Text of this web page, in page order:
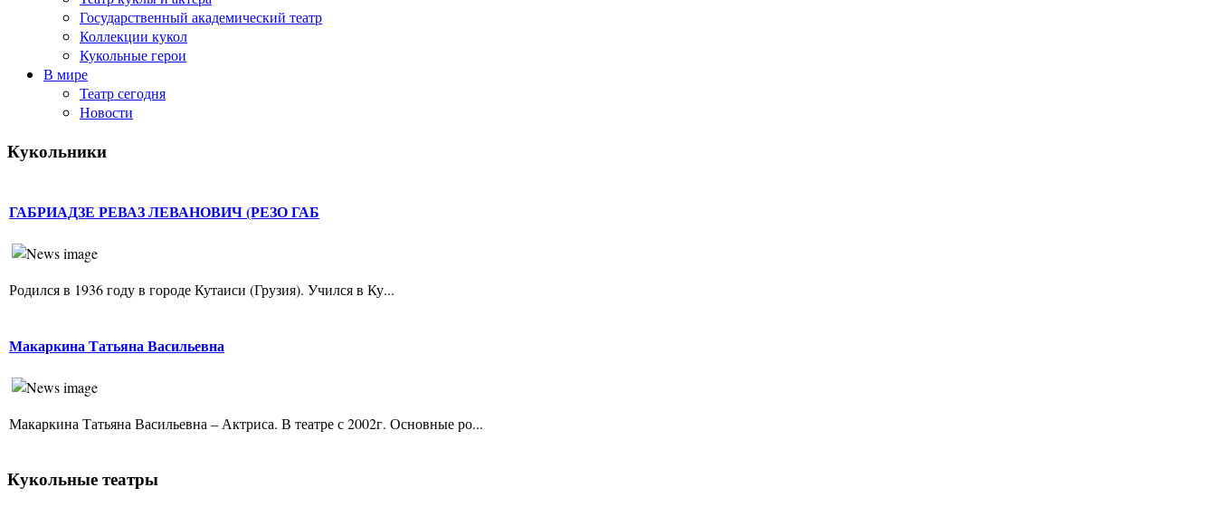
Государственный академический театр
Коллекции кукол
Кукольные герои
В мире
Театр сегодня
Новости
Кукольники
ГАБРИАДЗЕ РЕВАЗ ЛЕВАНОВИЧ (РЕЗО ГАБ
Родился в 1936 году в городе Кутаиси (Грузия). Учился в Ку...
Макаркина Татьяна Васильевна
Макаркина Татьяна Васильевна – Актриса. В театре с 2002г. Основные ро...
Кукольные театры